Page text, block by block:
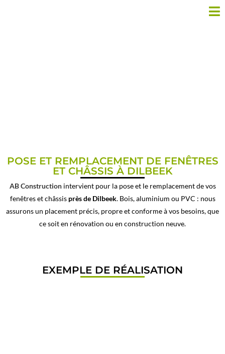
POSE DE PORTE ET CHÂSSIS
POSE ET REMPLACEMENT DE FENÊTRES
ET CHÂSSIS À DILBEEK
AB Constructionintervient pour la pose et le remplacement de vos
fenêtres et châssis près de Dilbeek. Bois, aluminium ou PVC : nous
assurons un placement précis, propre et conforme à vos besoins, que
ce soit en rénovation ou en construction neuve.
EXEMPLE DE RÉALISATION